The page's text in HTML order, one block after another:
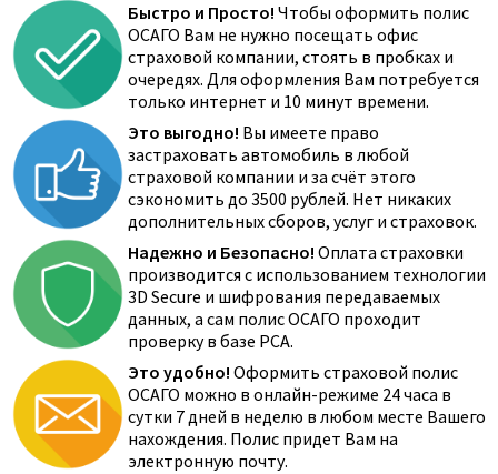
Быстро и Просто! Чтобы оформить полис
ОСАГО Вам не нужно посещать офис
страховой компании, стоять в пробках и
очередях. Для оформления Вам потребуется
только интернет и 10 минут времени.
Это выгодно! Вы имеете право
застраховать автомобиль в любой
страховой компании и за счёт этого
сэкономить до 3500 рублей. Нет никаких
дополнительных сборов, услуг и страховок.
Надежно и Безопасно! Оплата страховки
производится с использованием технологии
3D Secure и шифрования передаваемых
данных, а сам полис ОСАГО проходит
проверку в базе РСА.
Это удобно! Оформить страховой полис
ОСАГО можно в онлайн-режиме 24 часа в
сутки 7 дней в неделю в любом месте Вашего
нахождения. Полис придет Вам на
электронную почту.